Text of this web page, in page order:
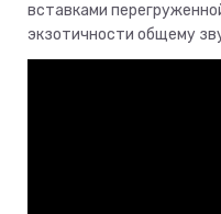
вставками
экзотичности общему